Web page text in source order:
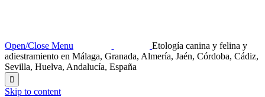
Open/Close Menu
Etología canina y felina y
adiestramiento en Málaga, Granada, Almería, Jaén, Córdoba, Cádiz,
Sevilla, Huelva, Andalucía, España

Skip to content